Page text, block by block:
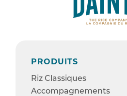
PRODUITS
Riz Classiques
Accompagnements